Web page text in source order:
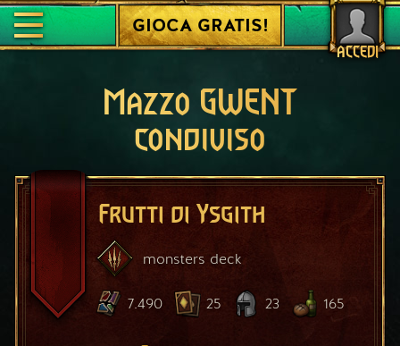
ACCEDI
GIOCA GRATIS!
Mazzo GWENT
condiviso
Frutti di Ysgith
monsters deck
7.490 25 23 165